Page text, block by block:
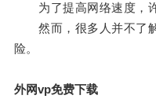
为了提高网络速度，许
然而，很多人并不了解
险。
外网vp免费下载